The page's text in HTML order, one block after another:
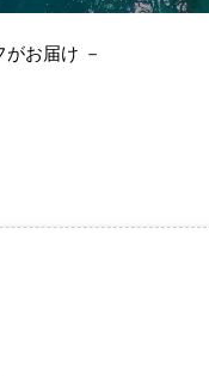
お届け －